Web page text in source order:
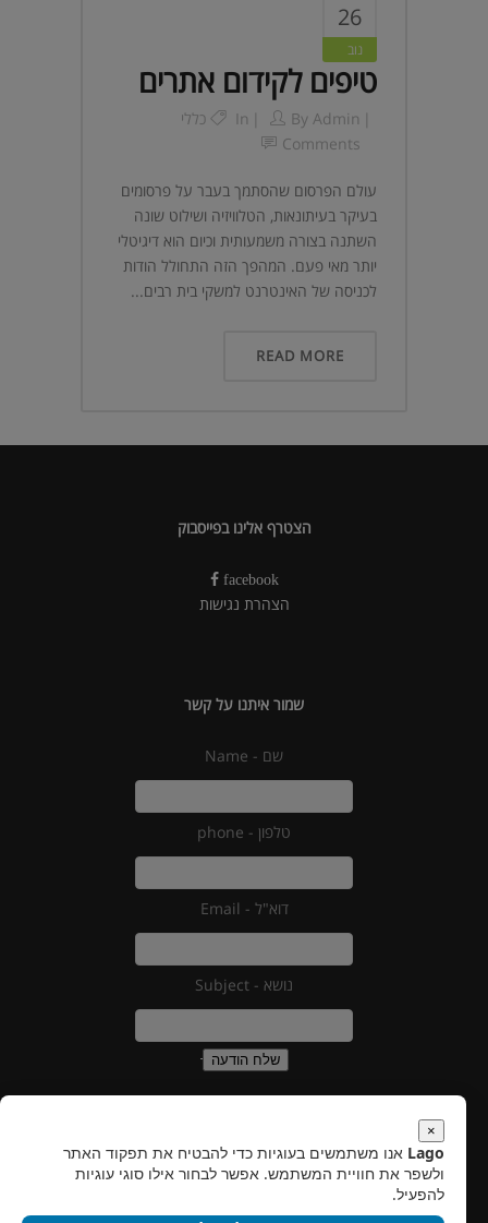
26
נוב
טיפים לקידום אתרים
By Admin
In
כללי
Comments
עולם הפרסום שהסתמך בעבר על פרסומים
בעיקר בעיתונאות, הטלוויזיה ושילוט שונה
השתנה בצורה משמעותית וכיום הוא דיגיטלי
יותר מאי פעם. המהפך הזה התחולל הודות
לכניסה של האינטרנט למשקי בית רבים...
READ MORE
הצטרף אלינו בפייסבוק
facebook
הצהרת נגישות
שמור איתנו על קשר
שם - Name
טלפון - phone
דוא"ל - Email
נושא - Subject
שלח הודעה
עלינו
צור איתנו קשר
×
Lago אנו משתמשים בעוגיות כדי להבטיח את תפקוד האתר
ולשפר את חוויית המשתמש. אפשר לבחור אילו סוגי עוגיות
להפעיל.